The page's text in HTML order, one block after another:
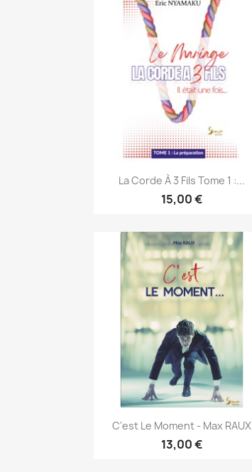
Aperçu rapide
La Corde À 3 Fils Tome 1 :...
15,00 €
Aperçu rapide
C'est Le Moment - Max RAUX
13,00 €